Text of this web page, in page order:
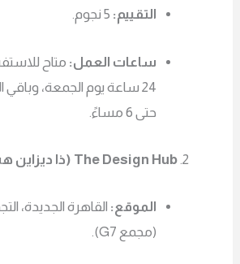
التقييم:
ساعات العمل: متاح
حتى 6 مساءً.
The Design Hub (ذا ديزاين هب)
الموقع: القاهرة الجديدة،
(مجمع G7).